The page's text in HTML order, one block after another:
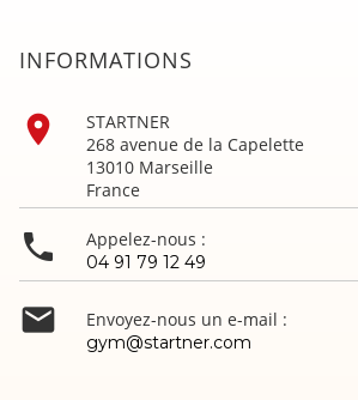
INFORMATIONS

STARTNER
268 avenue de la Capelette
13010 Marseille
France
 Appelez-nous :
04 91 79 12 49
 Envoyez-nous un e-mail :
gym@startner.com